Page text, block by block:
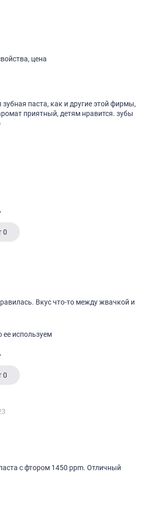
цена
зубная паста, как и другие этой фирмы,
приятный, детям нравится. зубы
0
Вкус что-то между жвачкой и
ее используем
0
с фтором 1450 ppm. Отличный